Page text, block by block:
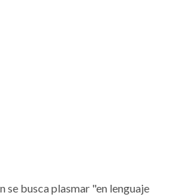
se busca plasmar "en lenguaje